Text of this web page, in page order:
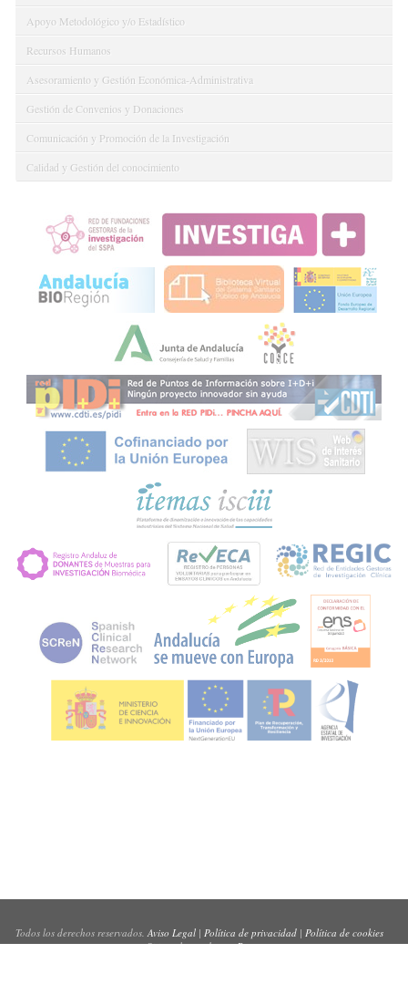
Apoyo Metodológico y/o Estadístico
Recursos Humanos
Asesoramiento y Gestión Económica-Administrativa
Gestión de Convenios y Donaciones
Comunicación y Promoción de la Investigación
Calidad y Gestión del conocimiento
Todos los derechos reservados.Aviso Legal| Política de privacidad| Política de cookies
Sitio web creado porPynso